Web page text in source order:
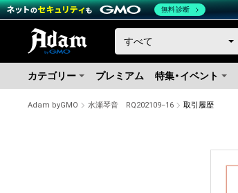
カテゴリー プレミアム 特集・イベント
Adam byGMO 水瀬琴音 RQ202109−16 取引履歴
無料診断